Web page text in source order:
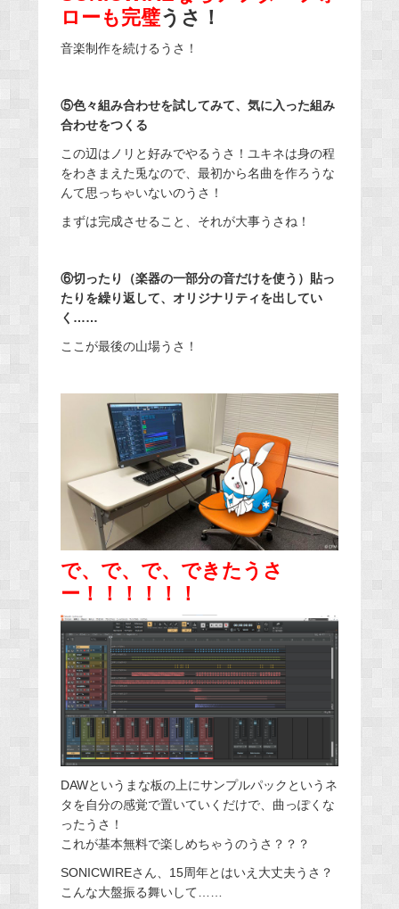
ローも完璧うさ！
音楽制作を続けるうさ！
⑤色々組み合わせを試してみて、気に入った組み
合わせをつくる
この辺はノリと好みでやるうさ！ユキネは身の程
をわきまえた兎なので、最初から名曲を作ろうな
んて思っちゃいないのうさ！
まずは完成させること、それが大事うさね！
⑥切ったり（楽器の一部分の音だけを使う）貼っ
たりを繰り返して、オリジナリティを出してい
く……
ここが最後の山場うさ！
で、で、で、できたうさ
ー！！！！！！
DAWというまな板の上にサンプルパックというネ
タを自分の感覚で置いていくだけで、曲っぽくな
ったうさ！
これが基本無料で楽しめちゃうのうさ？？？
SONICWIREさん、15周年とはいえ大丈夫うさ？
こんな大盤振る舞いして……